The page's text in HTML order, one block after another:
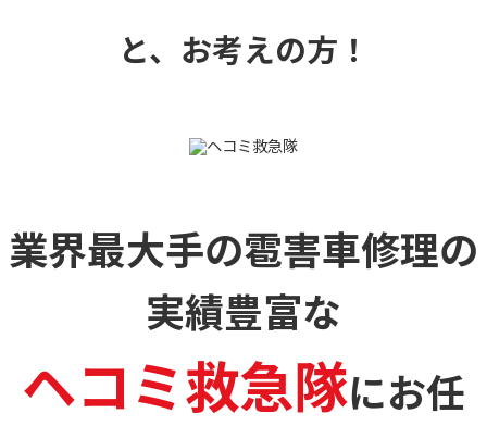
と、お考えの方！
業界最大手の雹害車修理の
実績豊富な
ヘコミ救急隊にお任